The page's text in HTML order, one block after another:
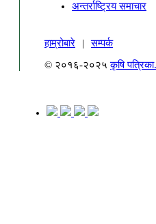
अन्तर्राष्ट्रिय समाचार
हाम्रोबारे |
सम्पर्क
© २०१६-२०२५कृषि